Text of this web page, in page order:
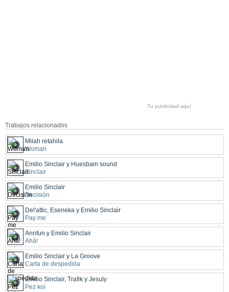
Tu publicidad aquí
Trabajos relacionados
Milah retahila
Woman
Emilio Sinclair y Huesbam sound
Sinclair
Emilio Sinclair
Decisión
Del'attic, Eseneka y Emilio Sinclair
Pay me
Annfun y Emilio Sinclair
Ahá!
Emilio Sinclair y La Groove
Carta de despedida
Emilio Sinclair, Trafik y Jesuly
Pez koi